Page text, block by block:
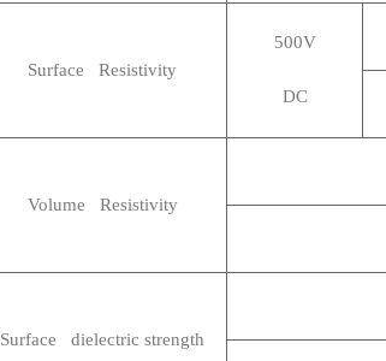
Surface Resistivity
500V
DC
Volume Resistivity
Surface dielectric strength